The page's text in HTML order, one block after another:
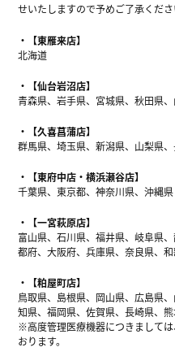
せいたしますので予めご了承くださ
【東雁来店】
北海道
【仙台岩沼店】
青森県、岩手県、宮城県、秋田県
【久喜菖蒲店】
群馬県、埼玉県、新潟県、山梨県
【東府中店・横浜瀬谷店】
千葉県、東京都、神奈川県、沖縄県
【一宮萩原店】
富山県、石川県、福井県、岐阜県
都府、大阪府、兵庫県、奈良県、
【粕屋町店】
鳥取県、島根県、岡山県、広島県
知県、福岡県、佐賀県、長崎県、
※高度管理医療機器につきまして
おります。